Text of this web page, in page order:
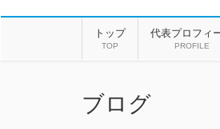
トップ
TOP
代表プロフィ
PROFILE
ブログ